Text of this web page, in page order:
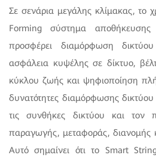
Σε σενάρια μεγάλης κλίμακας, το
Forming σύστημα αποθήκευσης
προσφέρει διαμόρφωση
ασφάλεια κυψέλης σε δίκτυο,
κύκλου ζωής και ψηφιοποίηση
δυνατότητες διαμόρφωσης
τις συνθήκες δικτύου και
παραγωγής, μεταφοράς, διανομής
Αυτό σημαίνει ότι το Smart